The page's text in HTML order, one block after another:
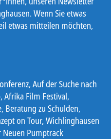
Wenn Sie etwas
etwas mitteilen möchten,
Auf der Suche nach
Afrika Film Festival,
Beratung zu Schulden,
on Tour, Wichlinghausen
Pumptrack